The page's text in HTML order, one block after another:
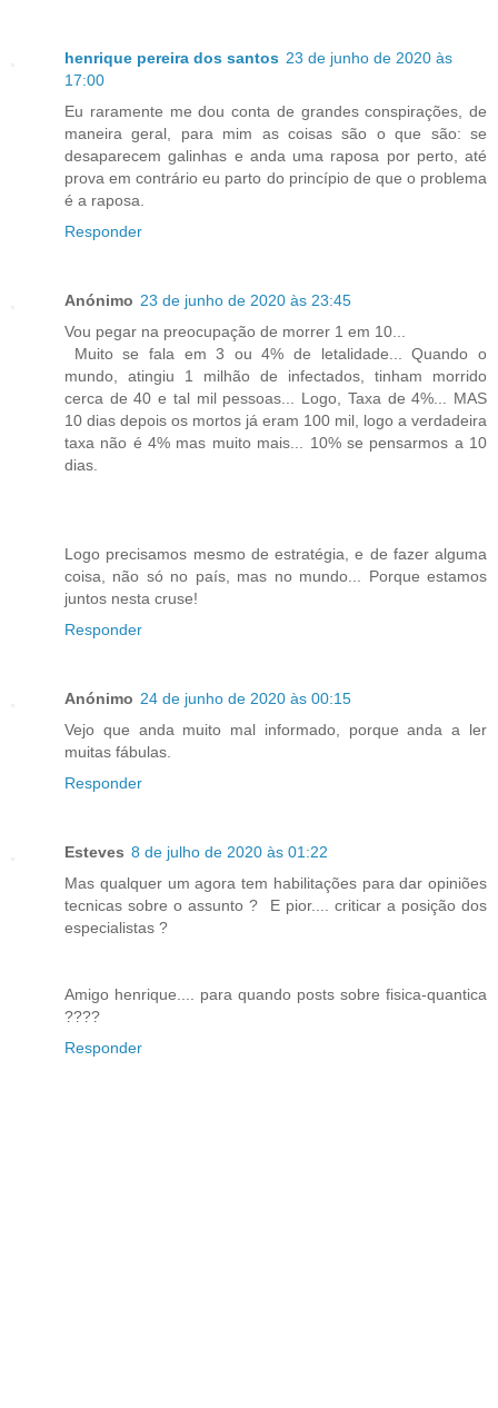
henrique pereira dos santos 23 de junho de 2020 às
17:00
Eu raramente me dou conta de grandes conspirações, de
maneira geral, para mim as coisas são o que são: se
desaparecem galinhas e anda uma raposa por perto, até
prova em contrário eu parto do princípio de que o problema
é a raposa.
Responder
Anónimo 23 de junho de 2020 às 23:45
Vou pegar na preocupação de morrer 1 em 10...
Muito se fala em 3 ou 4% de letalidade... Quando o
mundo, atingiu 1 milhão de infectados, tinham morrido
cerca de 40 e tal mil pessoas... Logo, Taxa de 4%... MAS
10 dias depois os mortos já eram 100 mil, logo a verdadeira
taxa não é 4% mas muito mais... 10% se pensarmos a 10
dias.
Logo precisamos mesmo de estratégia, e de fazer alguma
coisa, não só no país, mas no mundo... Porque estamos
juntos nesta cruse!
Responder
Anónimo 24 de junho de 2020 às 00:15
Vejo que anda muito mal informado, porque anda a ler
muitas fábulas.
Responder
Esteves 8 de julho de 2020 às 01:22
Mas qualquer um agora tem habilitações para dar opiniões
tecnicas sobre o assunto ? E pior.... criticar a posição dos
especialistas ?
Amigo henrique.... para quando posts sobre fisica-quantica
????
Responder